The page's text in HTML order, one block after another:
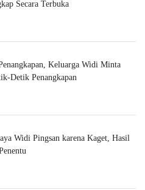
Secara Terbuka
Keluarga Widi Minta
Detik Penangkapan
Widi Pingsan karena Kaget, Hasil